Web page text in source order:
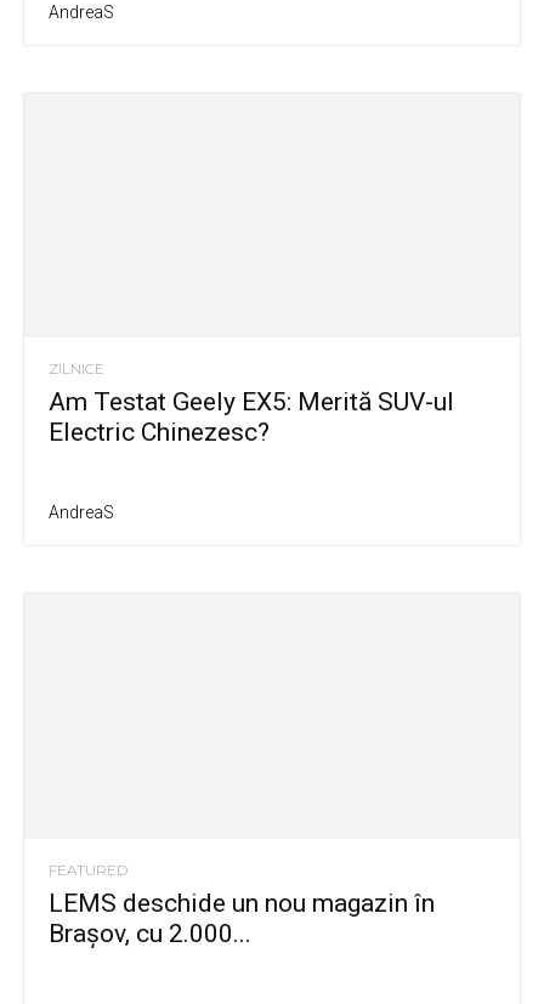
AndreaS
ZILNICE
Am Testat Geely EX5: Merită SUV-ul
Electric Chinezesc?
AndreaS
FEATURED
LEMS deschide un nou magazin în
Brașov, cu 2.000...